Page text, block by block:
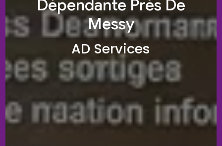
Dépendante Près De
Messy
AD Services